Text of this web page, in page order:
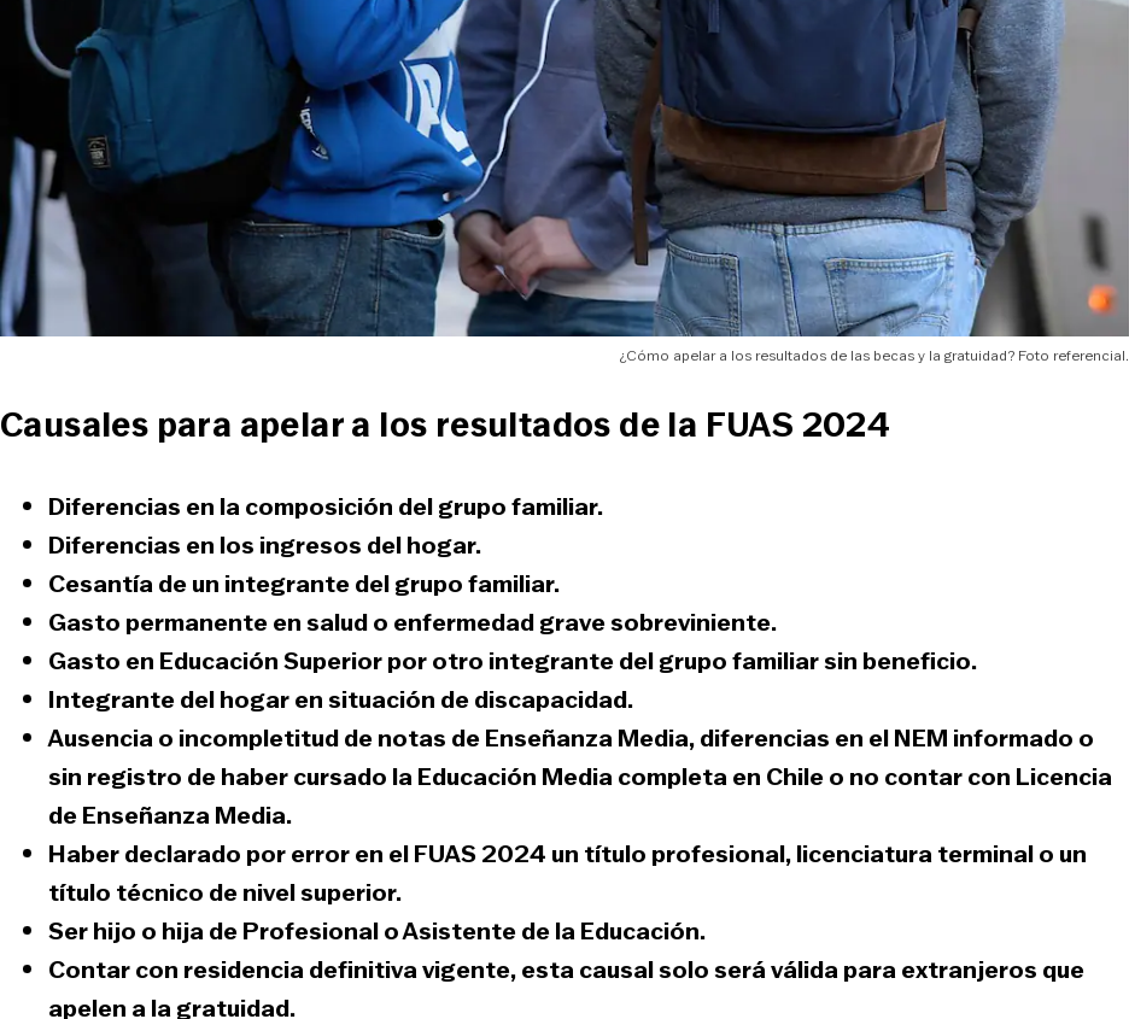
¿Cómo apelar a los resultados de las becas y la gratuidad? Foto referencial.
Causales para apelar a los resultados de la FUAS 2024
Diferencias en la composición del grupo familiar.
Diferencias en los ingresos del hogar.
Cesantía de un integrante del grupo familiar.
Gasto permanente en salud o enfermedad grave sobreviniente.
Gasto en Educación Superior por otro integrante del grupo familiar sin beneficio.
Integrante del hogar en situación de discapacidad.
Ausencia o incompletitud de notas de Enseñanza Media, diferencias en el NEM informado o
sin registro de haber cursado la Educación Media completa en Chile o no contar con Licencia
de Enseñanza Media.
Haber declarado por error en el FUAS 2024 un título profesional, licenciatura terminal o un
título técnico de nivel superior.
Ser hijo o hija de Profesional o Asistente de la Educación.
Contar con residencia definitiva vigente, esta causal solo será válida para extranjeros que
apelen a la gratuidad.